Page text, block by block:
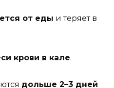
от еды и теряет в
крови в кале.
дольше 2–3 дней